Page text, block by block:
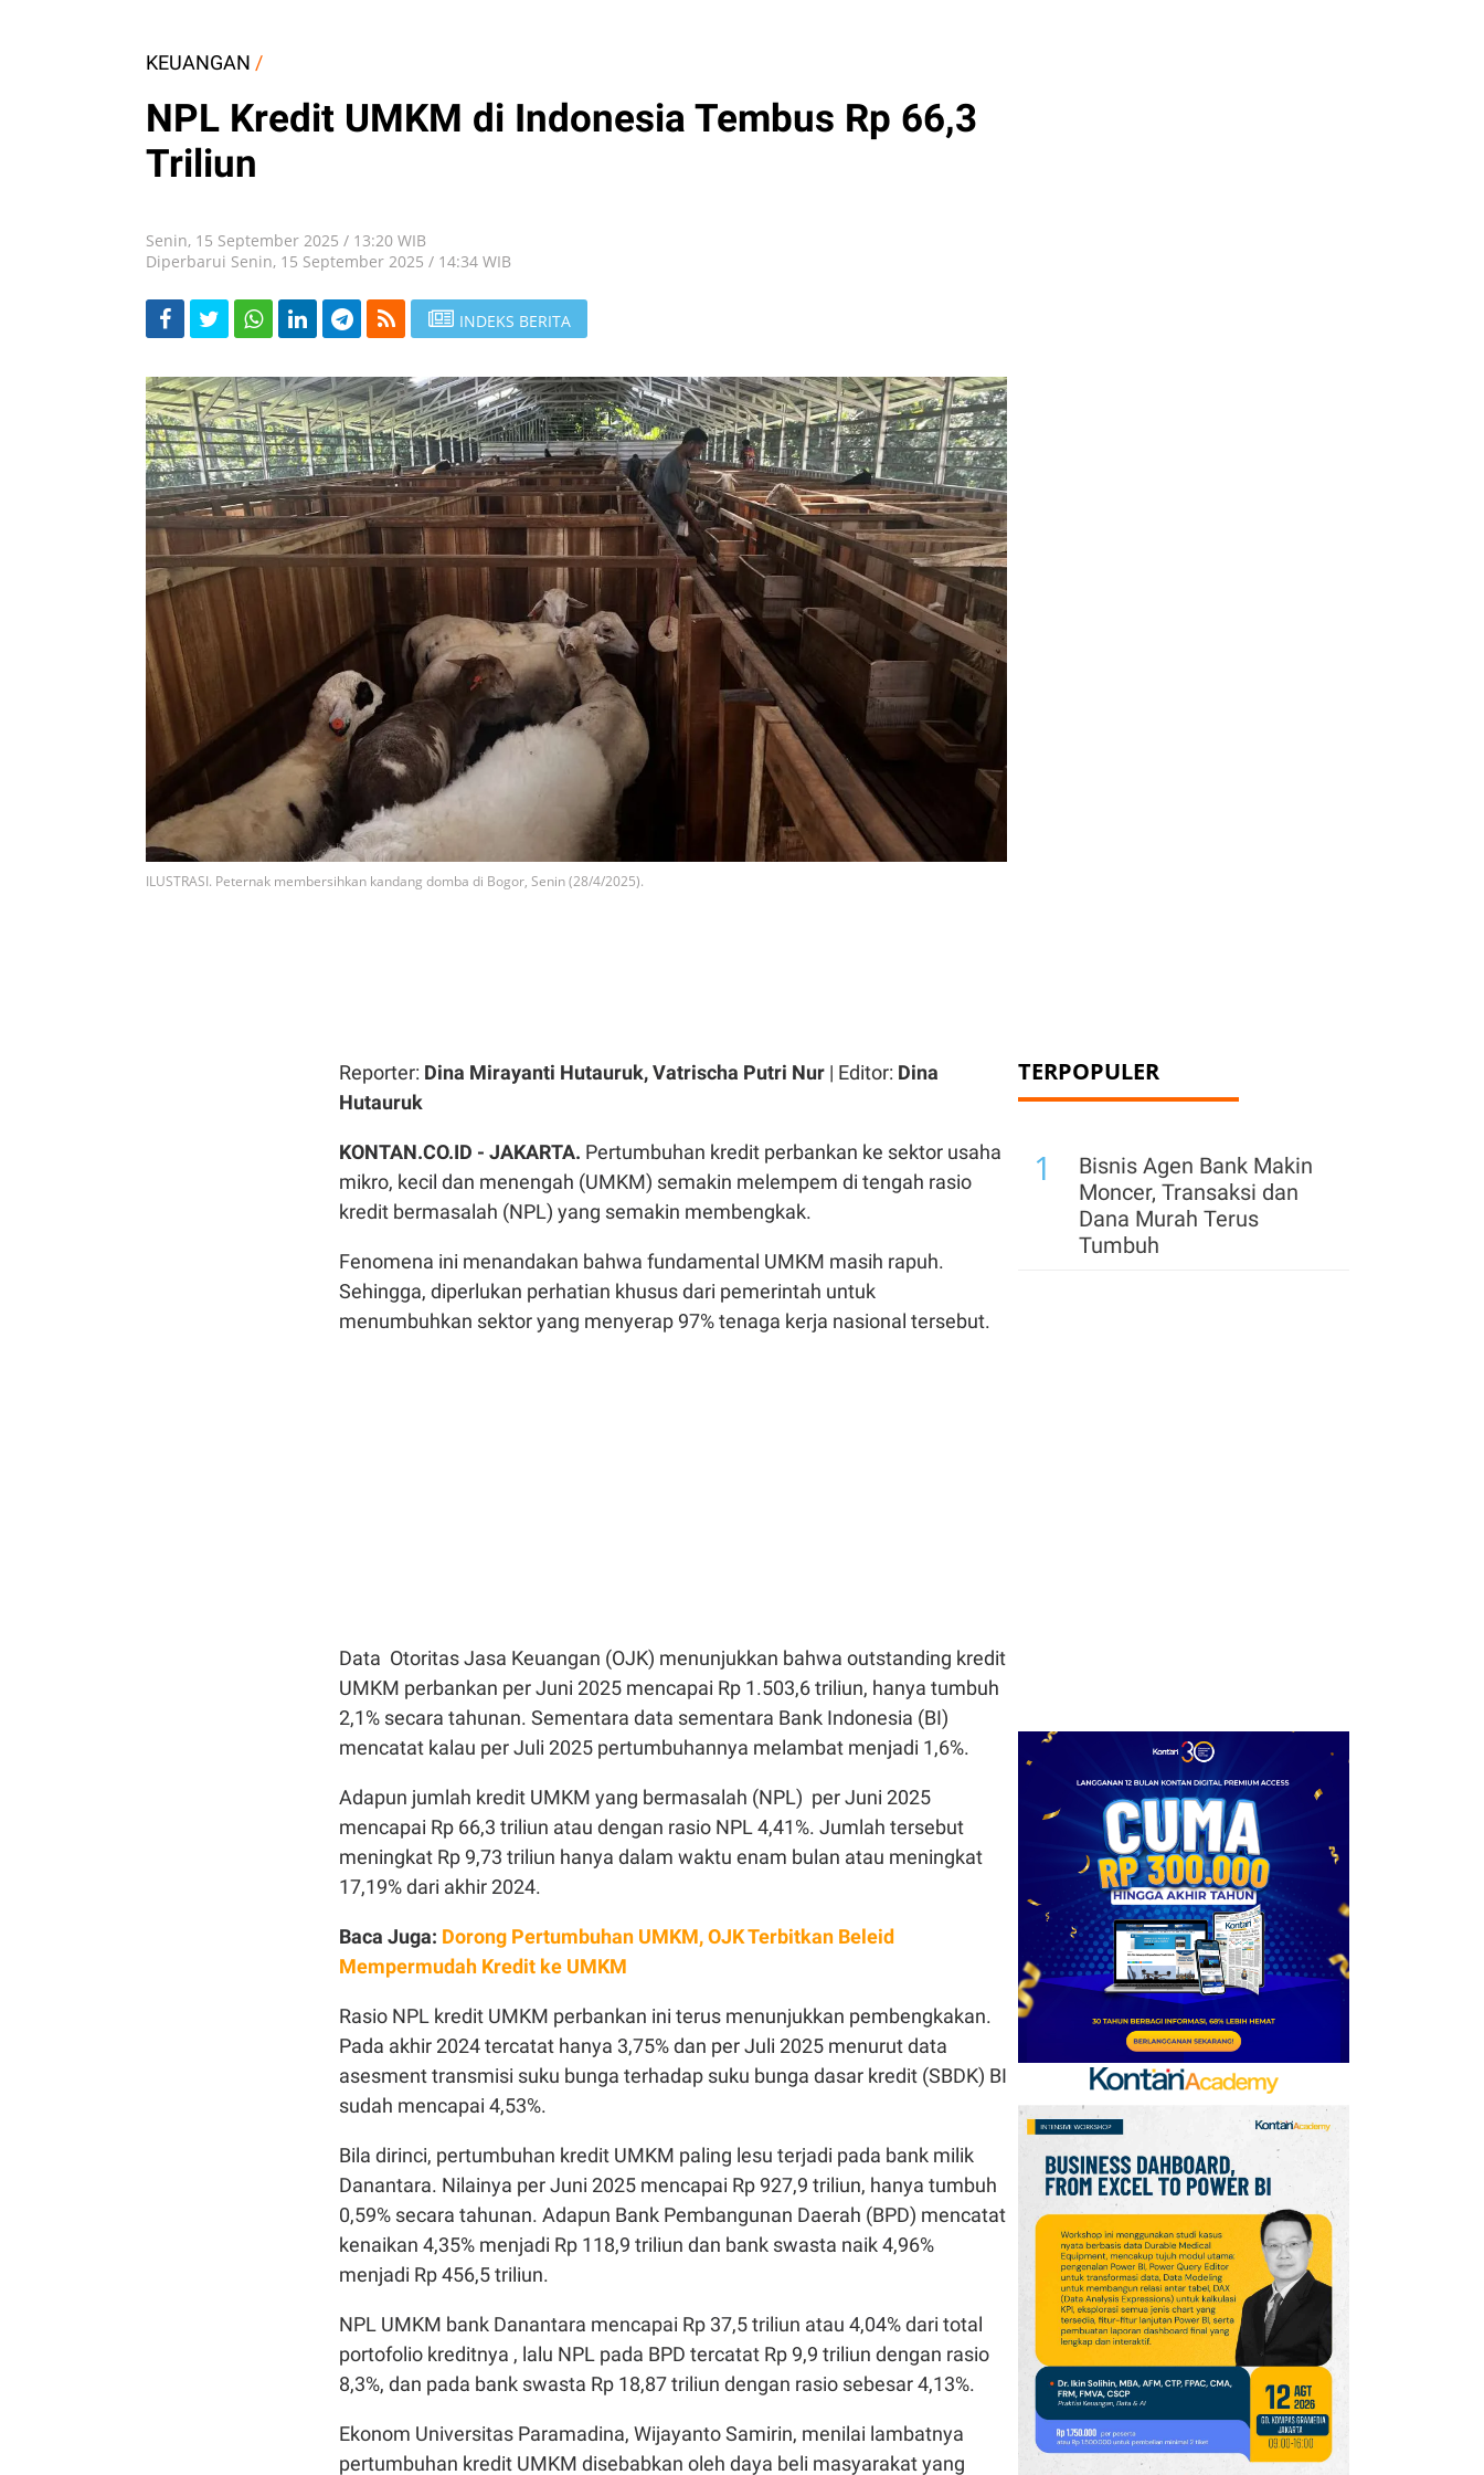
KEUANGAN /
NPL Kredit UMKM di Indonesia Tembus Rp 66,3
Triliun
Senin, 15 September 2025 / 13:20 WIB
Diperbarui Senin, 15 September 2025 / 14:34 WIB
INDEKS BERITA
ILUSTRASI. Peternak membersihkan kandang domba di Bogor, Senin (28/4/2025).
Reporter: Dina Mirayanti Hutauruk, Vatrischa Putri Nur | Editor: Dina
Hutauruk
KONTAN.CO.ID - JAKARTA. Pertumbuhan kredit perbankan ke sektor usaha
mikro, kecil dan menengah (UMKM) semakin melempem di tengah rasio
kredit bermasalah (NPL) yang semakin membengkak.
Fenomena ini menandakan bahwa fundamental UMKM masih rapuh.
Sehingga, diperlukan perhatian khusus dari pemerintah untuk
menumbuhkan sektor yang menyerap 97% tenaga kerja nasional tersebut.
Data Otoritas Jasa Keuangan (OJK) menunjukkan bahwa outstanding kredit
UMKM perbankan per Juni 2025 mencapai Rp 1.503,6 triliun, hanya tumbuh
2,1% secara tahunan. Sementara data sementara Bank Indonesia (BI)
mencatat kalau per Juli 2025 pertumbuhannya melambat menjadi 1,6%.
Adapun jumlah kredit UMKM yang bermasalah (NPL) per Juni 2025
mencapai Rp 66,3 triliun atau dengan rasio NPL 4,41%. Jumlah tersebut
meningkat Rp 9,73 triliun hanya dalam waktu enam bulan atau meningkat
17,19% dari akhir 2024.
Baca Juga: Dorong Pertumbuhan UMKM, OJK Terbitkan Beleid
Mempermudah Kredit ke UMKM
Rasio NPL kredit UMKM perbankan ini terus menunjukkan pembengkakan.
Pada akhir 2024 tercatat hanya 3,75% dan per Juli 2025 menurut data
asesment transmisi suku bunga terhadap suku bunga dasar kredit (SBDK) BI
sudah mencapai 4,53%.
Bila dirinci, pertumbuhan kredit UMKM paling lesu terjadi pada bank milik
Danantara. Nilainya per Juni 2025 mencapai Rp 927,9 triliun, hanya tumbuh
0,59% secara tahunan. Adapun Bank Pembangunan Daerah (BPD) mencatat
kenaikan 4,35% menjadi Rp 118,9 triliun dan bank swasta naik 4,96%
menjadi Rp 456,5 triliun.
NPL UMKM bank Danantara mencapai Rp 37,5 triliun atau 4,04% dari total
portofolio kreditnya , lalu NPL pada BPD tercatat Rp 9,9 triliun dengan rasio
8,3%, dan pada bank swasta Rp 18,87 triliun dengan rasio sebesar 4,13%.
Ekonom Universitas Paramadina, Wijayanto Samirin, menilai lambatnya
pertumbuhan kredit UMKM disebabkan oleh daya beli masyarakat yang
TERPOPULER
1
Bisnis Agen Bank Makin
Moncer, Transaksi dan
Dana Murah Terus
Tumbuh